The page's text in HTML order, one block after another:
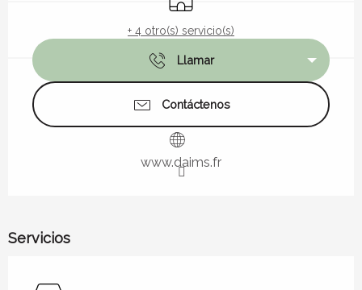
+ 4 otro(s) servicio(s)
Llamar
Contáctenos
www.daims.fr
Servicios